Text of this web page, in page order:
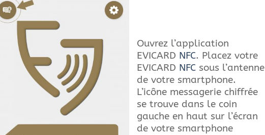
Ouvrez l’application
EVICARD NFC. Placez votre
EVICARD NFC sous l’antenne
de votre smartphone.
L’icône messagerie chiffrée
se trouve dans le coin
gauche en haut sur l’écran
de votre smartphone